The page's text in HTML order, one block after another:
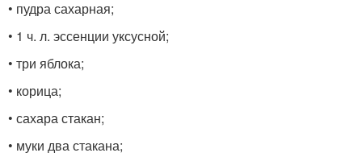
• пудра сахарная;
• 1 ч. л. эссенции уксусной;
• три яблока;
• корица;
• сахара стакан;
• муки два стакана;